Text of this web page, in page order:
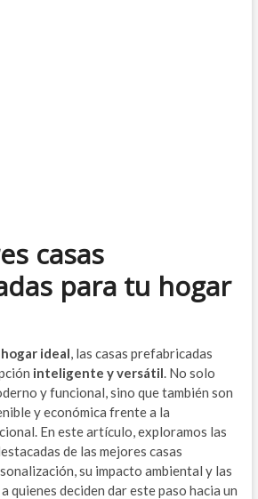
casas
para tu hogar
ideal, las casas prefabricadas
inteligente y versátil. No solo
y funcional, sino que también son
y económica frente a la
En este artículo, exploramos las
de las mejores casas
su impacto ambiental y las
quienes deciden dar este paso hacia un